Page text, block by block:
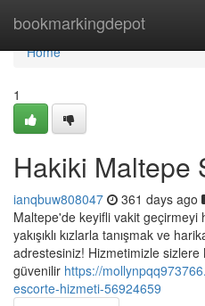
bookmarkingdepot
Home
Home
1
Hakiki Maltepe
ianqbuw808047 361 days ago
Maltepe'de keyifli vakit geçirmeyi
yakışıklı kızlarla tanışmak ve
adrestesiniz! Hizmetimizle
güvenilir https://
escorte-hizmeti-56924659